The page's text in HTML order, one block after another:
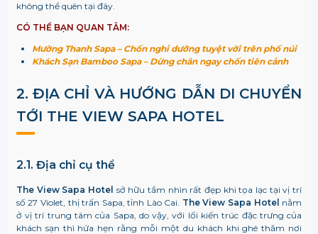
không thể quên tại đây.
CÓ THỂ BẠN QUAN TÂM:
Mường Thanh Sapa – Chốn nghỉ dưỡng tuyệt vời trên phố núi
Khách Sạn Bamboo Sapa – Dừng chân ngay chốn tiên cảnh
2. ĐỊA CHỈ VÀ HƯỚNG DẪN DI CHUYỂN
TỚI THE VIEW SAPA HOTEL
2.1. Địa chỉ cụ thể
The View Sapa Hotel sở hữu tầm nhìn rất đẹp khi tọa lạc tại vị trí
số 27 Violet, thị trấn Sapa, tỉnh Lào Cai. The View Sapa Hotel nằm
ở vị trí trung tâm của Sapa, do vậy, với lối kiến trúc đặc trưng của
khách sạn thì hứa hẹn rằng mỗi một du khách khi ghé thăm nơi